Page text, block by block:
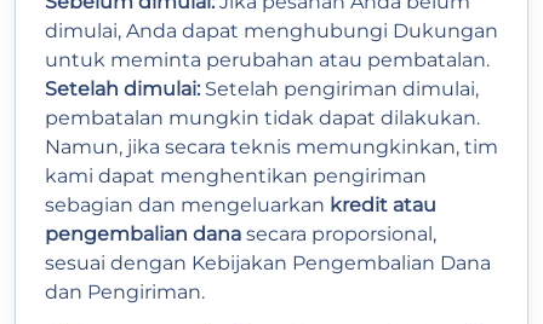
dimulai, Anda dapat menghubungi Dukungan
untuk meminta perubahan atau pembatalan.
Setelah dimulai: Setelah pengiriman dimulai,
pembatalan mungkin tidak dapat dilakukan.
Namun, jika secara teknis memungkinkan, tim
kami dapat menghentikan pengiriman
sebagian dan mengeluarkan kredit atau
pengembalian dana secara proporsional,
sesuai dengan Kebijakan Pengembalian Dana
dan Pengiriman.